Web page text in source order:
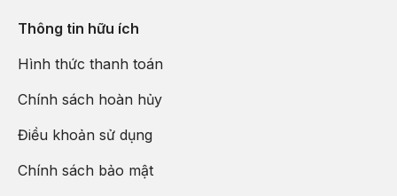
Thông tin hữu ích
Hình thức thanh toán
Chính sách hoàn hủy
Điều khoản sử dụng
Chính sách bảo mật